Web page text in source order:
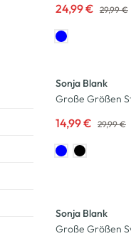
24,99 € 29,99 €
Sonja Blank
Große Größen
14,99 € 29,99 €
Sonja Blank
Große Größen